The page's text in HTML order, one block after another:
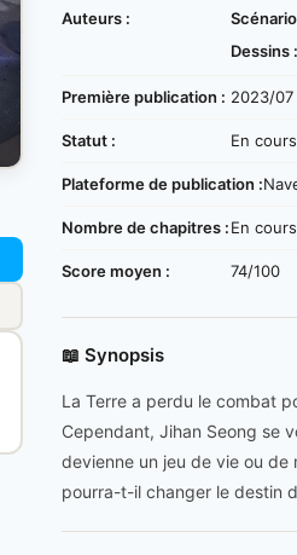
Auteurs :
Dessins :
Première publication : 2023/07
Statut : En cours
Plateforme de publication :
Nombre de chapitres :En cours
Score moyen : 74/100
📖 Synopsis
La Terre a perdu le combat
Cependant, Jihan Seong se
devienne un jeu de vie ou de
pourra-t-il changer le destin